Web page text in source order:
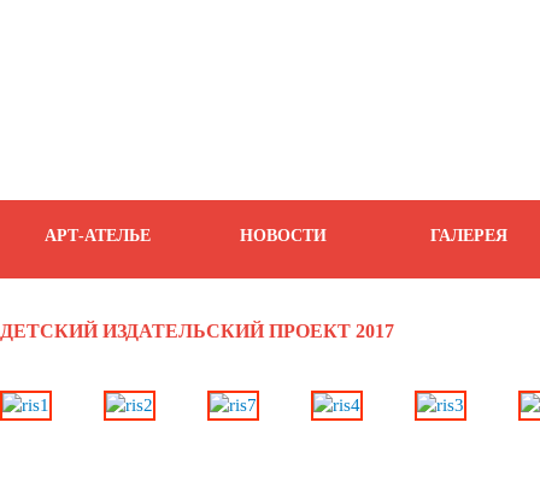
АРТ-АТЕЛЬЕ НОВОСТИ ГАЛЕРЕЯ
ДЕТСКИЙ ИЗДАТЕЛЬСКИЙ ПРОЕКТ 2017